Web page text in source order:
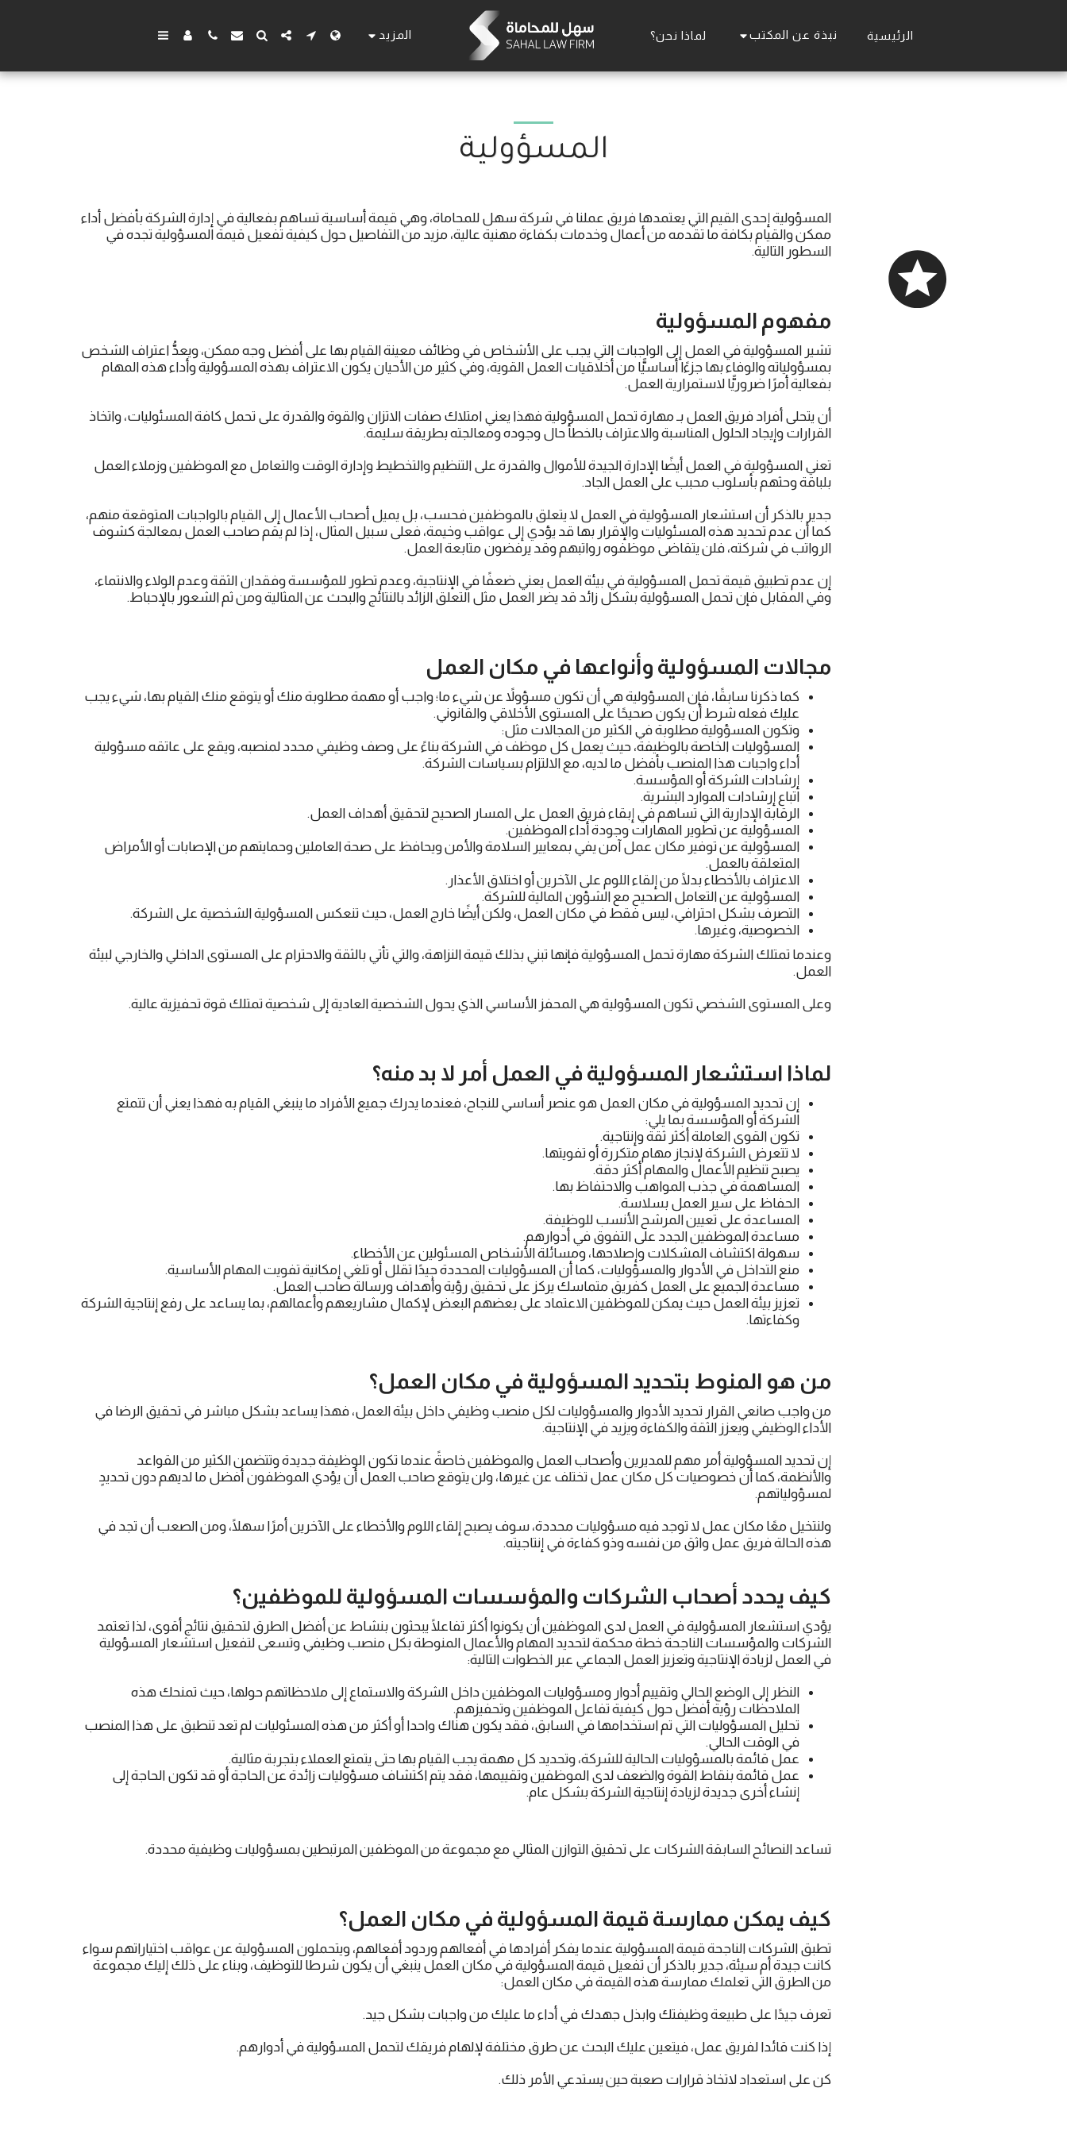
الرئيسية نبذة عن المكتب لماذا نحن؟ المزيد
المسؤولية
المسؤولية إحدى القيم التي يعتمدها فريق عملنا في شركة سهل للمحاماة، وهي قيمة أساسية تساهم بفعالية في إدارة الشركة بأفضل أداء
ممكن والقيام بكافة ما تقدمه من أعمال وخدمات بكفاءة مهنية عالية، مزيد من التفاصيل حول كيفية تفعيل قيمة المسؤولية تجده في
السطور التالية.
مفهوم المسؤولية
تشير المسؤولية في العمل إلى الواجبات التي يجب على الأشخاص في وظائف معينة القيام بها على أفضل وجه ممكن، ويعدُّ اعتراف الشخص
بمسؤولياته والوفاء بها جزءًا أساسيًّا من أخلاقيات العمل القوية، وفي كثير من الأحيان يكون الاعتراف بهذه المسؤولية وأداء هذه المهام
بفعالية أمرًا ضروريًّا لاستمرارية العمل.
أن يتحلى أفراد فريق العمل بـ مهارة تحمل المسؤولية فهذا يعني امتلاك صفات الاتزان والقوة والقدرة على تحمل كافة المسئوليات، واتخاذ
القرارات وإيجاد الحلول المناسبة والاعتراف بالخطأ حال وجوده ومعالجته بطريقة سليمة.
تعني المسؤولية في العمل أيضًا الإدارة الجيدة للأموال والقدرة على التنظيم والتخطيط وإدارة الوقت والتعامل مع الموظفين وزملاء العمل
بلباقة وحثهم بأسلوب محبب على العمل الجاد.
جدير بالذكر أن استشعار المسؤولية في العمل لا يتعلق بالموظفين فحسب، بل يميل أصحاب الأعمال إلى القيام بالواجبات المتوقعة منهم،
كما أن عدم تحديد هذه المسئوليات والإقرار بها قد يؤدي إلى عواقب وخيمة، فعلى سبيل المثال، إذا لم يقم صاحب العمل بمعالجة كشوف
الرواتب في شركته، فلن يتقاضى موظفوه رواتبهم وقد يرفضون متابعة العمل.
إن عدم تطبيق قيمة تحمل المسؤولية في بيئة العمل يعني ضعفًا في الإنتاجية، وعدم تطور للمؤسسة وفقدان الثقة وعدم الولاء والانتماء،
وفي المقابل فإن تحمل المسؤولية بشكل زائد قد يضر العمل مثل التعلق الزائد بالنتائج والبحث عن المثالية ومن ثم الشعور بالإحباط.
مجالات المسؤولية وأنواعها في مكان العمل
كما ذكرنا سابقًا، فإن المسؤولية هي أن تكون مسؤولاً عن شيء ما؛ واجب أو مهمة مطلوبة منك أو يتوقع منك القيام بها، شيء يجب
عليك فعله شرط أن يكون صحيحًا على المستوى الأخلاقي والقانوني.
وتكون المسؤولية مطلوبة في الكثير من المجالات مثل:
المسؤوليات الخاصة بالوظيفة، حيث يعمل كل موظف في الشركة بناءً على وصف وظيفي محدد لمنصبه، ويقع على عاتقه مسؤولية
أداء واجبات هذا المنصب بأفضل ما لديه، مع الالتزام بسياسات الشركة.
إرشادات الشركة أو المؤسسة.
اتباع إرشادات الموارد البشرية.
الرقابة الإدارية التي تساهم في إبقاء فريق العمل على المسار الصحيح لتحقيق أهداف العمل.
المسؤولية عن تطوير المهارات وجودة أداء الموظفين.
المسؤولية عن توفير مكان عمل آمن يفي بمعايير السلامة والأمن ويحافظ على صحة العاملين وحمايتهم من الإصابات أو الأمراض
المتعلقة بالعمل.
الاعتراف بالأخطاء بدلًا من إلقاء اللوم على الآخرين أو اختلاق الأعذار.
المسؤولية عن التعامل الصحيح مع الشؤون المالية للشركة.
التصرف بشكل احترافي، ليس فقط في مكان العمل، ولكن أيضًا خارج العمل، حيث تنعكس المسؤولية الشخصية على الشركة.
الخصوصية، وغيرها.
وعندما تمتلك الشركة مهارة تحمل المسؤولية فإنها تبني بذلك قيمة النزاهة، والتي تأتي بالثقة والاحترام على المستوى الداخلي والخارجي لبيئة
العمل.
وعلى المستوى الشخصي تكون المسؤولية هي المحفز الأساسي الذي يحول الشخصية العادية إلى شخصية تمتلك قوة تحفيزية عالية.
لماذا استشعار المسؤولية في العمل أمر لا بد منه؟
إن تحديد المسؤولية في مكان العمل هو عنصر أساسي للنجاح، فعندما يدرك جميع الأفراد ما ينبغي القيام به فهذا يعني أن تتمتع
الشركة أو المؤسسة بما يلي:
تكون القوى العاملة أكثر ثقة وإنتاجية.
لا تتعرض الشركة لإنجاز مهام متكررة أو تفويتها.
يصبح تنظيم الأعمال والمهام أكثر دقة.
المساهمة في جذب المواهب والاحتفاظ بها.
الحفاظ على سير العمل بسلاسة.
المساعدة على تعيين المرشح الأنسب للوظيفة.
مساعدة الموظفين الجدد على التفوق في أدوارهم.
سهولة اكتشاف المشكلات وإصلاحها، ومسائلة الأشخاص المسئولين عن الأخطاء.
منع التداخل في الأدوار والمسؤوليات، كما أن المسؤوليات المحددة جيدًا تقلل أو تلغي إمكانية تفويت المهام الأساسية.
مساعدة الجميع على العمل كفريق متماسك يركز على تحقيق رؤية وأهداف ورسالة صاحب العمل.
تعزيز بيئة العمل حيث يمكن للموظفين الاعتماد على بعضهم البعض لإكمال مشاريعهم وأعمالهم، بما يساعد على رفع إنتاجية الشركة
وكفاءتها.
من هو المنوط بتحديد المسؤولية في مكان العمل؟
من واجب صانعي القرار تحديد الأدوار والمسؤوليات لكل منصب وظيفي داخل بيئة العمل، فهذا يساعد بشكل مباشر في تحقيق الرضا في
الأداء الوظيفي ويعزز الثقة والكفاءة ويزيد في الإنتاجية.
إن تحديد المسؤولية أمر مهم للمديرين وأصحاب العمل والموظفين خاصةً عندما تكون الوظيفة جديدة وتتضمن الكثير من القواعد
والأنظمة، كما أن خصوصيات كل مكان عمل تختلف عن غيرها، ولن يتوقع صاحب العمل أن يؤدي الموظفون أفضل ما لديهم دون تحديدٍ
لمسؤولياتهم.
ولنتخيل معًا مكان عمل لا توجد فيه مسؤوليات محددة، سوف يصبح إلقاء اللوم والأخطاء على الآخرين أمرًا سهلًا، ومن الصعب أن تجد في
هذه الحالة فريق عمل واثق من نفسه وذو كفاءة في إنتاجيته.
كيف يحدد أصحاب الشركات والمؤسسات المسؤولية للموظفين؟
يؤدي استشعار المسؤولية في العمل لدى الموظفين أن يكونوا أكثر تفاعلًا يبحثون بنشاط عن أفضل الطرق لتحقيق نتائج أقوى، لذا تعتمد
الشركات والمؤسسات الناجحة خطة محكمة لتحديد المهام والأعمال المنوطة بكل منصب وظيفي وتسعى لتفعيل استشعار المسؤولية
في العمل لزيادة الإنتاجية وتعزيز العمل الجماعي عبر الخطوات التالية:
النظر إلى الوضع الحالي وتقييم أدوار ومسؤوليات الموظفين داخل الشركة والاستماع إلى ملاحظاتهم حولها، حيث تمنحك هذه
الملاحظات رؤية أفضل حول كيفية تفاعل الموظفين وتحفيزهم.
تحليل المسؤوليات التي تم استخدامها في السابق، فقد يكون هناك واحدا أو أكثر من هذه المسئوليات لم تعد تنطبق على هذا المنصب
في الوقت الحالي.
عمل قائمة بالمسؤوليات الحالية للشركة، وتحديد كل مهمة يجب القيام بها حتى يتمتع العملاء بتجربة مثالية.
عمل قائمة بنقاط القوة والضعف لدى الموظفين وتقييمها، فقد يتم اكتشاف مسؤوليات زائدة عن الحاجة أو قد تكون الحاجة إلى
إنشاء أخرى جديدة لزيادة إنتاجية الشركة بشكل عام.
تساعد النصائح السابقة الشركات على تحقيق التوازن المثالي مع مجموعة من الموظفين المرتبطين بمسؤوليات وظيفية محددة.
كيف يمكن ممارسة قيمة المسؤولية في مكان العمل؟
تطبق الشركات الناجحة قيمة المسؤولية عندما يفكر أفرادها في أفعالهم وردود أفعالهم، ويتحملون المسؤولية عن عواقب اختياراتهم سواء
كانت جيدة أم سيئة، جدير بالذكر أن تفعيل قيمة المسؤولية في مكان العمل ينبغي أن يكون شرطا للتوظيف، وبناء على ذلك إليك مجموعة
من الطرق التي تعلمك ممارسة هذه القيمة في مكان العمل:
تعرف جيدًا على طبيعة وظيفتك وابذل جهدك في أداء ما عليك من واجبات بشكل جيد.
إذا كنت قائدا لفريق عمل، فيتعين عليك البحث عن طرق مختلفة لإلهام فريقك لتحمل المسؤولية في أدوارهم.
كن على استعداد لاتخاذ قرارات صعبة حين يستدعي الأمر ذلك.